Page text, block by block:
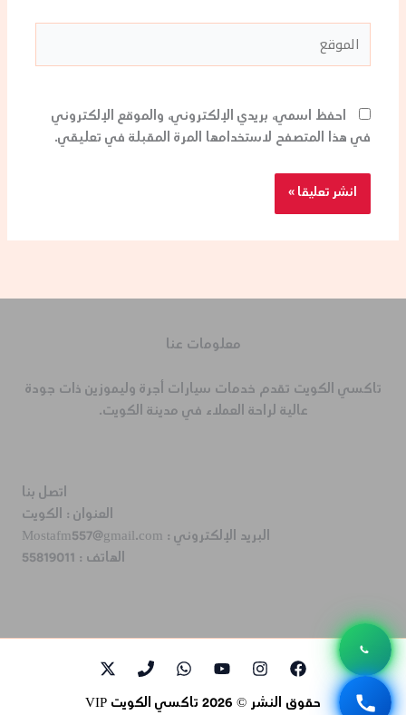
احفظ اسمي، بريدي الإلكتروني، والموقع الإلكتروني
في هذا المتصفح لاستخدامها المرة المقبلة في تعليقي.
معلومات عنا
تاكسي الكويت تقدم خدمات سيارات أجرة وليموزين ذات جودة
عالية لراحة العملاء في مدينة الكويت.
اتصل بنا
العنوان : الكويت
البريد الإلكتروني :
الهاتف :
حقوق النشر © 2026 تاكسي الكويت VIP